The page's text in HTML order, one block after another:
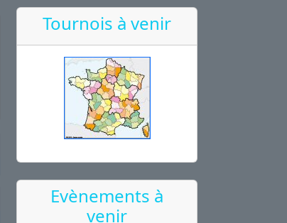
Tournois à venir
Evènements à
venir